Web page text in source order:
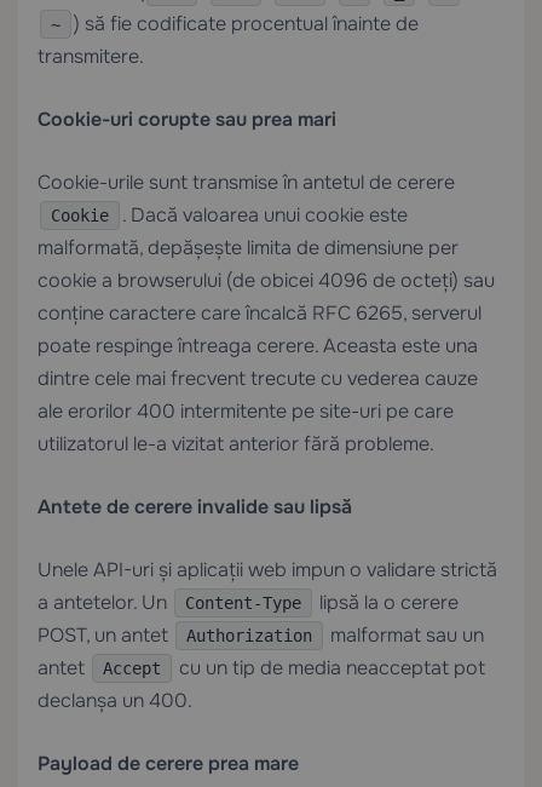
~
) să fie codificate procentual înainte de
transmitere.
Cookie-uri corupte sau prea mari
Cookie-urile sunt transmise în antetul de cerere
Cookie
. Dacă valoarea unui cookie este
malformată, depășește limita de dimensiune per
cookie a browserului (de obicei 4096 de octeți) sau
conține caractere care încalcă RFC 6265, serverul
poate respinge întreaga cerere. Aceasta este una
dintre cele mai frecvent trecute cu vederea cauze
ale erorilor 400 intermitente pe site-uri pe care
utilizatorul le-a vizitat anterior fără probleme.
Antete de cerere invalide sau lipsă
Unele API-uri și aplicații web impun o validare strictă
a antetelor. Un
Content-Type
lipsă la o cerere
POST, un antet
Authorization
malformat sau un
antet
Accept
cu un tip de media neacceptat pot
declanșa un 400.
Payload de cerere prea mare